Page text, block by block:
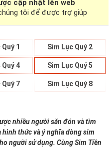
cập nhật lên web
tôi để được trợ giúp
1 Sim Lục Quý 2
Quý 4 Sim Lục Quý 5
Quý 7 Sim Lục Quý 8
nhiều người săn đón và tìm
hình thức và ý nghĩa dòng sim
người sử dụng. Cùng Sim Tiền